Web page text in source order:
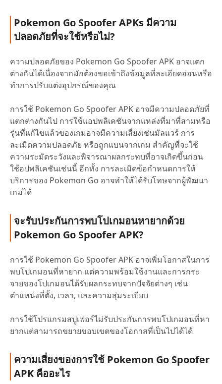
Pokemon Go Spoofer APKs มีความ
ปลอดภัยที่จะใช้หรือไม่?
ความปลอดภัยของ Pokemon Go Spoofer APK อาจแตก
ต่างกันได้เนื่องจากมักต้องขอเข้าถึงข้อมูลที่ละเอียดอ่อนหรือ
ทำการปรับแต่งอุปกรณ์ของคุณ
การใช้ Pokemon Go Spoofer APK อาจมีความปลอดภัยที่
แตกต่างกันไป การใช้แอปพลิเคชันจากแหล่งที่มาที่สามหรือ
รุ่นที่แก้ไขแล้วของเกมอาจมีความเสี่ยงเช่นมัลแวร์ การ
ละเมิดความปลอดภัย หรือถูกแบนจากเกม สำคัญที่จะใช้
ความระมัดระวังและพิจารณาผลกระทบที่อาจเกิดขึ้นก่อน
ใช้อปพลิเคชันเช่นนี้ อีกทั้ง การละเมิดข้อกำหนดการให้
บริการของ Pokemon Go อาจทำให้ได้รับโทษจากผู้พัฒนา
เกมได้
จะรับประกันการพบโปเกมอนหายากด้วย
Pokemon Go Spoofer APK?
การใช้ Pokemon Go Spoofer APK อาจเพิ่มโอกาสในการ
พบโปเกมอนที่หายาก แต่ความพร้อมใช้งานและการกระ
จายของโปเกมอนได้รับผลกระทบจากปัจจัยต่างๆ เช่น
ตำแหน่งที่ตั้ง, เวลา, และความสุ่มระเบียบ
การใช้โปรแกรมสปูเฟอร์ไม่รับประกันการพบโปเกมอนที่หา
ยากแต่สามารถขยายขอบเขตของโอกาสที่เป็นไปได้ได้
ความเสี่ยงของการใช้ Pokemon Go Spoofer
APK คืออะไร